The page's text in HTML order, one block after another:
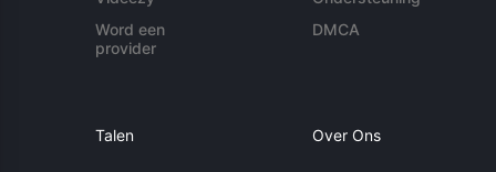
Word een
provider
DMCA
Talen Over Ons